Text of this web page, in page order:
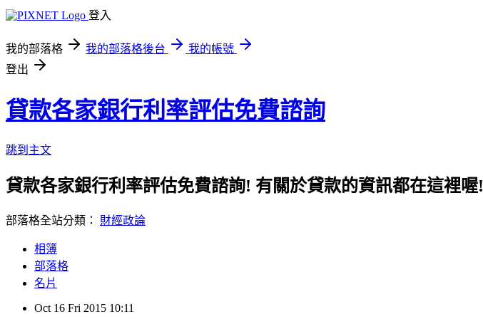
登入
我的部落格 我的部落格後台
我的帳號
登出
貸款各家銀行利率評估免費諮詢
跳到主文
貸款各家銀行利率評估免費諮詢! 有關於貸款的資訊都在這裡喔!
部落格全站分類： 財經政論
相簿
部落格
名片
Oct 16 Fri 2015 10:11